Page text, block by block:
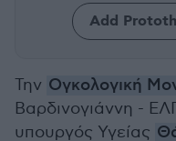
Add
Την Ογκολογική
Βαρδινογιάννη -
υπουργός Υγείας